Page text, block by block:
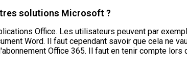
solutions Microsoft ?
Office. Les utilisateurs peuvent par
Word. Il faut cependant savoir que cela ne
Office 365. Il faut en tenir compte